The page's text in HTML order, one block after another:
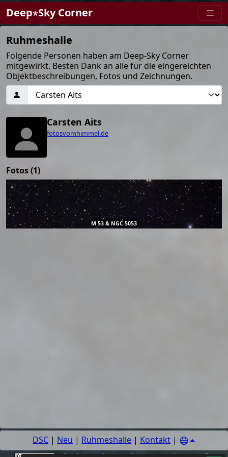
Deep⋆Sky Corner
Ruhmeshalle
Folgende Personen haben am Deep-Sky Corner
mitgewirkt. Besten Dank an alle für die eingereichten
Objektbeschreibungen, Fotos und Zeichnungen.
Carsten Aits
fotosvomhimmel.de
Fotos (1)
M 53 & NGC 5053
DSC | Neu | Ruhmeshalle | Kontakt |